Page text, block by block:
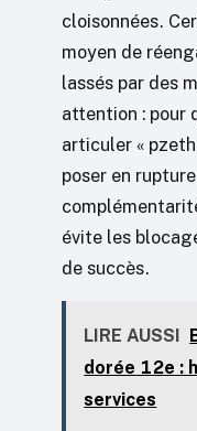
cloisonnées.
moyen de
lassés par des
attention : pour
articuler «
poser en
évite les
de succès.
LIRE AUSSI
dorée 12e :
services